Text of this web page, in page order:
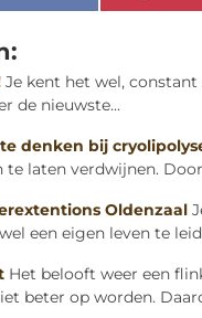
Je kent het wel,
de nieuwste...
denken bij
laten verdwijnen.
Oldenzaal
een eigen leven te
Het belooft weer een
beter op worden.